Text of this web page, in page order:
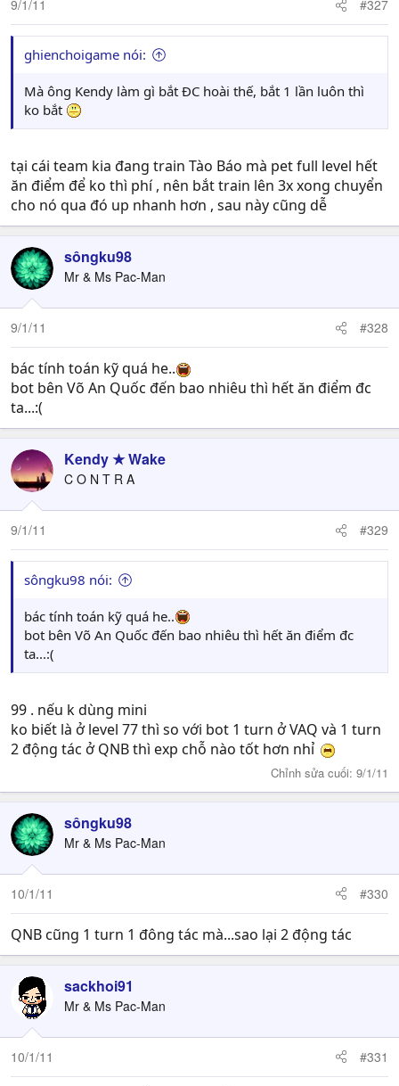
9/1/11 #327
ghienchoigame nói:
Mà ông Kendy làm gì bắt ĐC hoài thế, bắt 1 lần luôn thì
ko bắt
tại cái team kia đang train Tào Báo mà pet full level hết
ăn điểm để ko thì phí , nên bắt train lên 3x xong chuyển
cho nó qua đó up nhanh hơn , sau này cũng dễ
sôngku98
Mr & Ms Pac-Man
9/1/11 #328
bác tính toán kỹ quá he..
bot bên Võ An Quốc đến bao nhiêu thì hết ăn điểm đc
ta...:(
Kendy ★ Wake
C O N T R A
9/1/11 #329
sôngku98 nói:
bác tính toán kỹ quá he..
bot bên Võ An Quốc đến bao nhiêu thì hết ăn điểm đc
ta...:(
99 . nếu k dùng mini
ko biết là ở level 77 thì so với bot 1 turn ở VAQ và 1 turn
2 động tác ở QNB thì exp chỗ nào tốt hơn nhỉ
Chỉnh sửa cuối: 9/1/11
sôngku98
Mr & Ms Pac-Man
10/1/11 #330
QNB cũng 1 turn 1 đông tác mà...sao lại 2 động tác
sackhoi91
Mr & Ms Pac-Man
10/1/11 #331